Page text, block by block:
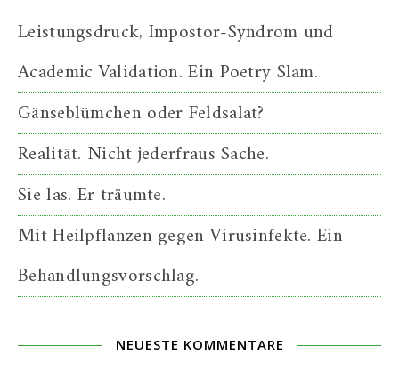
Leistungsdruck, Impostor-Syndrom und
Academic Validation. Ein Poetry Slam.
Gänseblümchen oder Feldsalat?
Realität. Nicht jederfraus Sache.
Sie las. Er träumte.
Mit Heilpflanzen gegen Virusinfekte. Ein
Behandlungsvorschlag.
NEUESTE KOMMENTARE